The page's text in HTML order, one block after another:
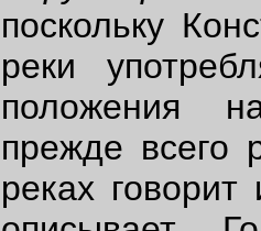
поскольку
реки
положения
прежде всего
реках